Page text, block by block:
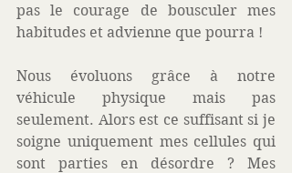
pas le courage de bousculer mes
habitudes et advienne que pourra !
Nous évoluons grâce à notre
véhicule physique mais pas
seulement. Alors est ce suffisant si je
soigne uniquement mes cellules qui
sont parties en désordre ? Mes